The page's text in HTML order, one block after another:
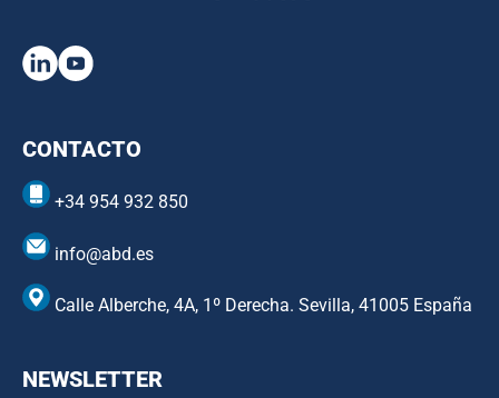
CONTACTO
+34 954 932 850
info@abd.es
Calle Alberche, 4A, 1º Derecha. Sevilla, 41005 España
NEWSLETTER